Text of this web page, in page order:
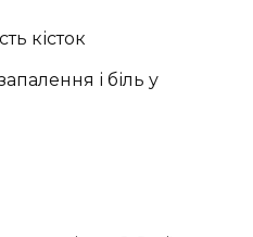
кісток
і біль у